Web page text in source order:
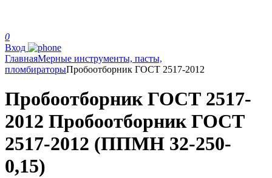
0
Вход
ГлавнаяМерные инструменты, пасты,
пломбираторыПробоотборник ГОСТ 2517-2012
Пробоотборник ГОСТ 2517-
2012 Пробоотборник ГОСТ
2517-2012 (ППМН 32-250-
0,15)